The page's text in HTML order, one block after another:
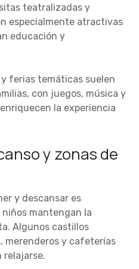
teatralizadas y
especialmente atractivas
educación y
ferias temáticas suelen
con juegos, música y
la experiencia
y zonas de
y descansar es
mantengan la
Algunos castillos
merenderos y cafeterías
relajarse.